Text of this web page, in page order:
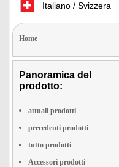
Italiano / Svizzera
Home
Panoramica del
prodotto:
attuali prodotti
precedenti prodotti
tutto prodotti
Accessori prodotti